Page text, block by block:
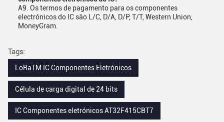
A9. Os termos de pagamento para os componentes
electrónicos do IC são L/C, D/A, D/P, T/T, Western Union,
MoneyGram.
Tags:
LoRaTM IC Componentes Eletrónicos
Célula de carga digital de 24 bits
IC Componentes eletrónicos AT32F415CBT7